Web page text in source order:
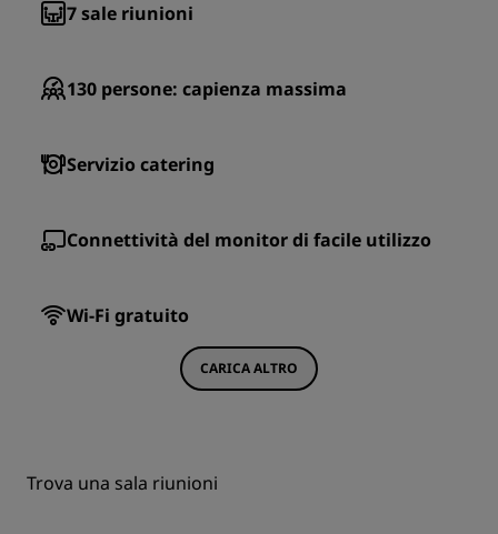
7sale riunioni
130 persone: capienza massima
Servizio catering
Connettività del monitor di facile utilizzo
Wi-Fi gratuito
CARICA ALTRO
Trova una sala riunioni